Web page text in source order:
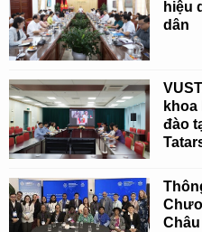
hiệu
dân
đào